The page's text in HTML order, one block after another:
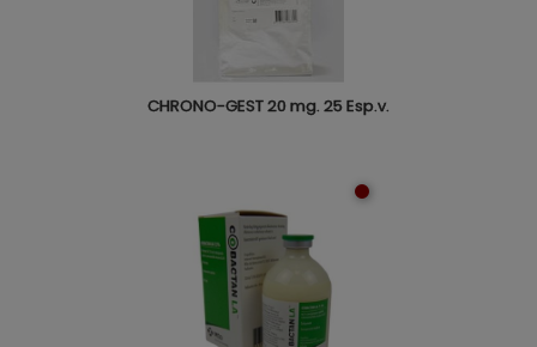
CHRONO-GEST 20 mg. 25 Esp.v.